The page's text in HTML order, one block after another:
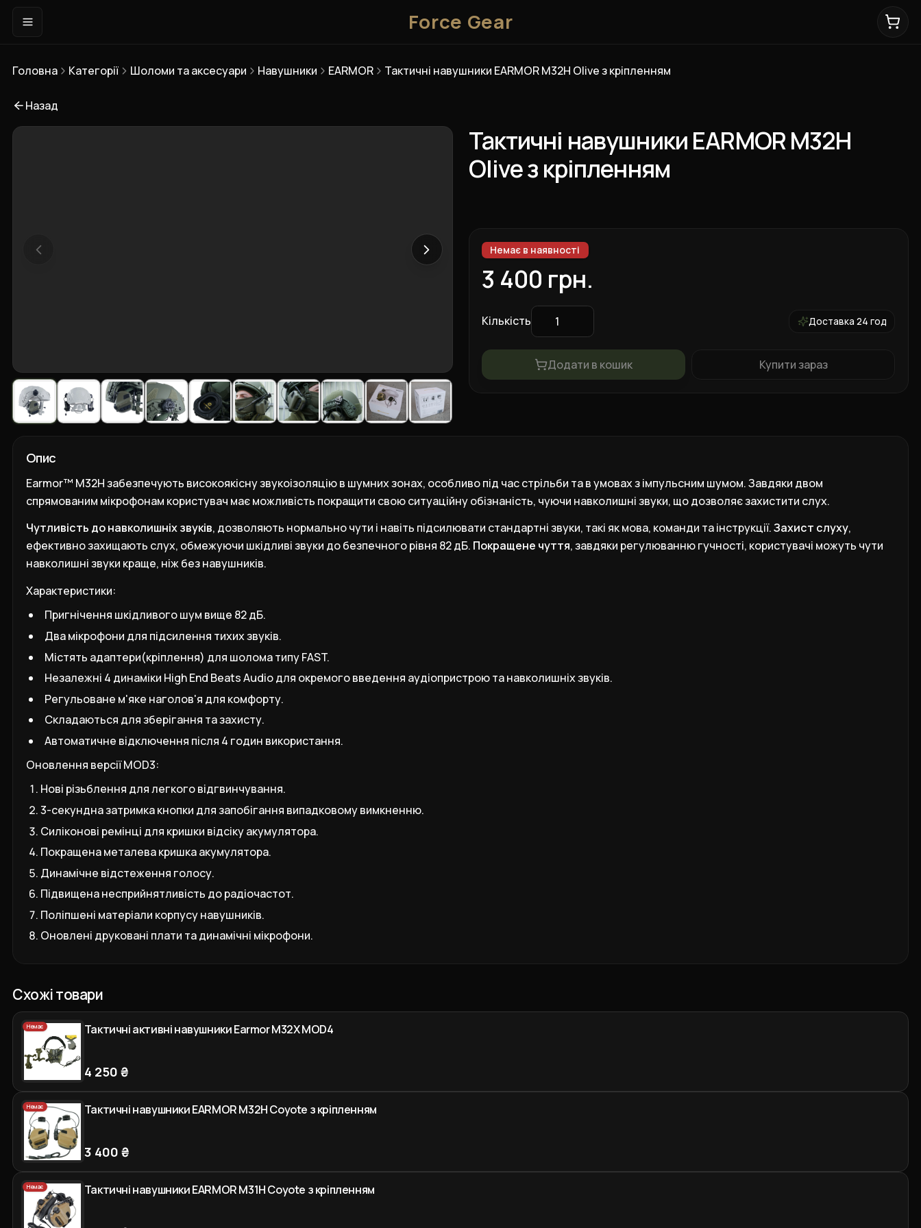
Force Gear
Головна Категорії Шоломи та аксесуари Навушники EARMOR Тактичні навушники EARMOR M32Н Olive з кріпленням
Назад
Тактичні навушники EARMOR M32Н
Olive з кріпленням
Немає в наявності
3 400 грн.
Кількість Доставка 24 год
Додати в кошик Купити зараз
Опис
Earmor™ M32Н забезпечують високоякісну звукоізоляцію в шумних зонах, особливо під час стрільби та в умовах з імпульсним шумом. Завдяки двом
спрямованим мікрофонам користувач має можливість покращити свою ситуаційну обізнаність, чуючи навколишні звуки, що дозволяє захистити слух.
Чутливість до навколишніх звуків, дозволяють нормально чути і навіть підсилювати стандартні звуки, такі як мова, команди та інструкції.Захист слуху,
ефективно захищають слух, обмежуючи шкідливі звуки до безпечного рівня 82 дБ. Покращене чуття,завдяки регулюванню гучності, користувачі можуть чути
навколишні звуки краще, ніж без навушників.
Характеристики:
Пригнічення шкідливого шум вище 82 дБ.
Два мікрофони для підсилення тихих звуків.
Містять адаптери(кріплення) для шолома типу FAST.
Незалежні 4 динаміки High End Beats Audio для окремого введення аудіопристрою та навколишніх звуків.
Регульоване м'яке наголов'я для комфорту.
Складаються для зберігання та захисту.
Автоматичне відключення після 4 годин використання.
Оновлення версії MOD3:
Нові різьблення для легкого відгвинчування.
3-секундна затримка кнопки для запобігання випадковому вимкненню.
Силіконові ремінці для кришки відсіку акумулятора.
Покращена металева кришка акумулятора.
Динамічне відстеження голосу.
Підвищена несприйнятливість до радіочастот.
Поліпшені матеріали корпусу навушників.
Оновлені друковані плати та динамічні мікрофони.
Схожі товари
Немає Тактичні активні навушники Earmor M32X MOD4
4 250 ₴
Немає Тактичні навушники EARMOR M32Н Coyote з кріпленням
3 400 ₴
Немає Тактичні навушники EARMOR M31Н Coyote з кріпленням